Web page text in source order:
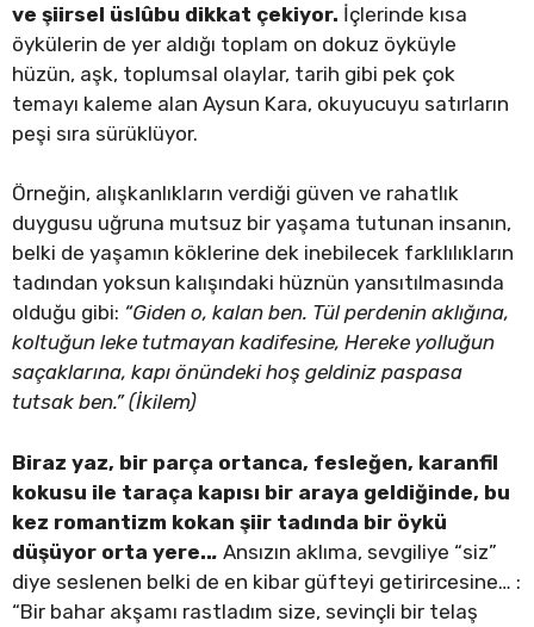
ve şiirsel üslûbu dikkat çekiyor. İçlerinde kısa
öykülerin de yer aldığı toplam on dokuz öyküyle
hüzün, aşk, toplumsal olaylar, tarih gibi pek çok
temayı kaleme alan Aysun Kara, okuyucuyu satırların
peşi sıra sürüklüyor.
Örneğin, alışkanlıkların verdiği güven ve rahatlık
duygusu uğruna mutsuz bir yaşama tutunan insanın,
belki de yaşamın köklerine dek inebilecek farklılıkların
tadından yoksun kalışındaki hüznün yansıtılmasında
olduğu gibi: “Giden o, kalan ben. Tül perdenin aklığına,
koltuğun leke tutmayan kadifesine, Hereke yolluğun
saçaklarına, kapı önündeki hoş geldiniz paspasa
tutsak ben.” (İkilem)
Biraz yaz, bir parça ortanca, fesleğen, karanfil
kokusu ile taraça kapısı bir araya geldiğinde, bu
kez romantizm kokan şiir tadında bir öykü
düşüyor orta yere... Ansızın aklıma, sevgiliye “siz”
diye seslenen belki de en kibar güfteyi getirircesine… :
“Bir bahar akşamı rastladım size, sevinçli bir telaş